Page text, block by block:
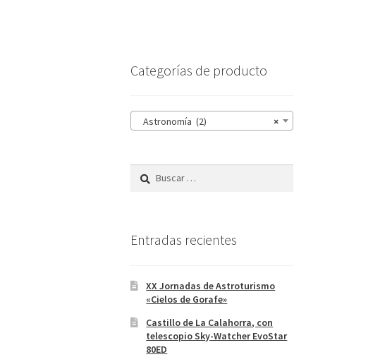
Categorías de producto
×
Astronomía (2)
Buscar:
Entradas recientes
XX Jornadas de Astroturismo
«Cielos de Gorafe»
Castillo de La Calahorra, con
telescopio Sky-Watcher EvoStar
80ED